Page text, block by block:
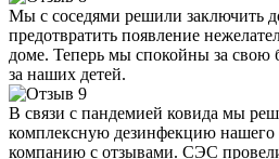
Мы с соседями решили заключить
предотвратить появление
доме. Теперь мы спокойны за свою
за наших детей.
В связи с пандемией ковида мы
комплексную дезинфекцию
компанию с отзывами. СЭС